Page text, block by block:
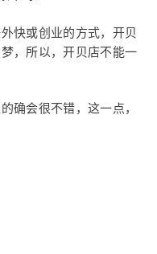
快或创业的方式，开贝
，所以，开贝店不能一
确会很不错，这一点，